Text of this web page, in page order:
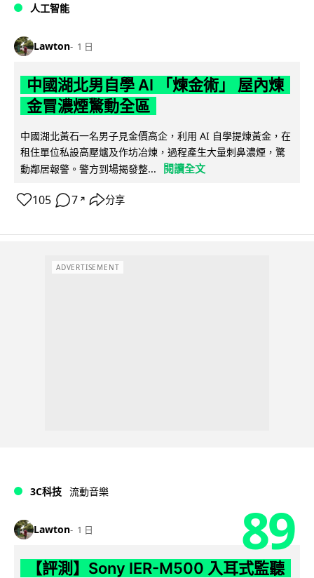
人工智能
Lawton 1 日
中國湖北男自學 AI 「煉金術」 屋內煉
金冒濃煙驚動全區
中國湖北黃石一名男子見金價高企，利用 AI 自學提煉黃金，在
租住單位私設高壓爐及作坊冶煉，過程產生大量刺鼻濃煙，驚
動鄰居報警。警方到場揭發整...
閱讀全文
105 7 ↗ 分享
ADVERTISEMENT
3C科技 流動音樂
Lawton 1 日 89
【評測】Sony IER-M500 入耳式監聽